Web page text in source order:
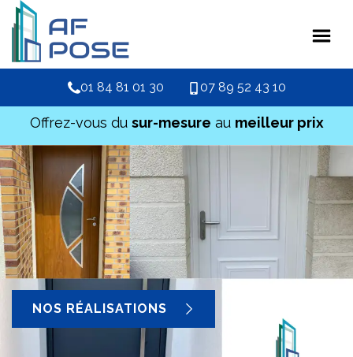
01 84 81 01 30 07 89 52 43 10
Offrez-vous du sur-mesure au meilleur prix
NOS RÉALISATIONS